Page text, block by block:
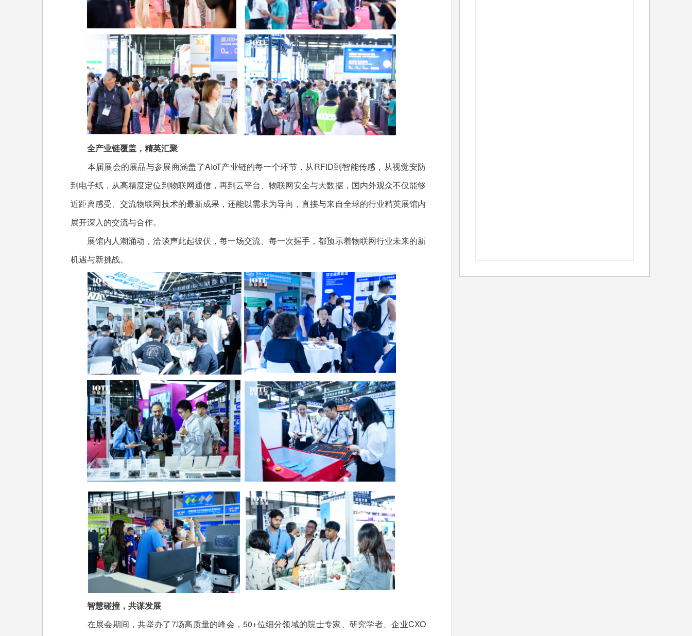
全产业链覆盖，精英汇聚
本届展会的展品与参展商涵盖了AIoT产业链的每一个环节，从RFID到智能传感，从视觉安防
到电子纸，从高精度定位到物联网通信，再到云平台、物联网安全与大数据，国内外观众不仅能够
近距离感受、交流物联网技术的最新成果，还能以需求为导向，直接与来自全球的行业精英展馆内
展开深入的交流与合作。
展馆内人潮涌动，洽谈声此起彼伏，每一场交流、每一次握手，都预示着物联网行业未来的新
机遇与新挑战。
智慧碰撞，共谋发展
在展会期间，共举办了7场高质量的峰会，50+位细分领域的院士专家、研究学者、企业CXO